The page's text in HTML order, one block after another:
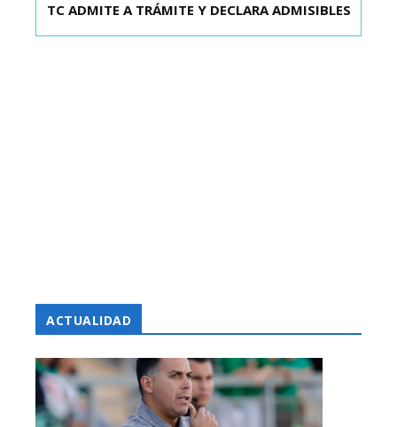
TC ADMITE A TRÁMITE Y DECLARA ADMISIBLES
ACTUALIDAD